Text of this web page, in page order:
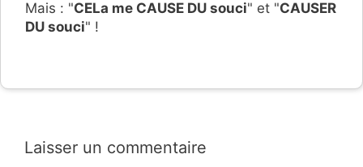
Mais : "CELa me CAUSE DU souci" et "CAUSER
DU souci" !
Laisser un commentaire